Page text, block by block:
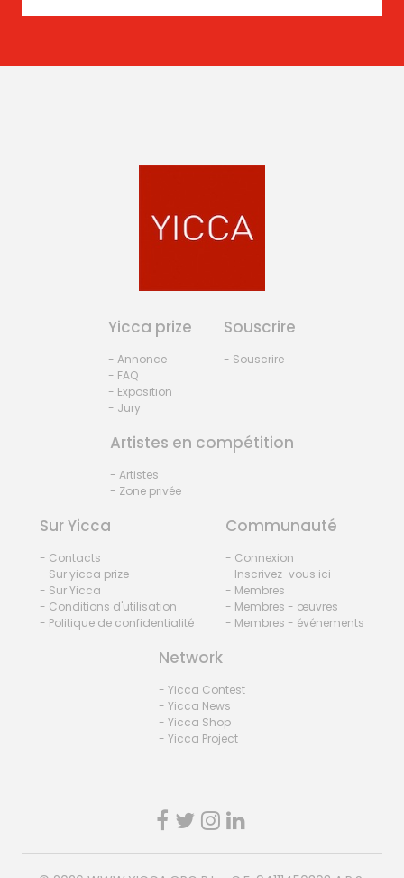
Yicca prize
- Annonce
- FAQ
- Exposition
- Jury
Souscrire
- Souscrire
Artistes en compétition
- Artistes
- Zone privée
Sur Yicca
- Contacts
- Sur yicca prize
- Sur Yicca
- Conditions d'utilisation
- Politique de confidentialité
Communauté
- Connexion
- Inscrivez-vous ici
- Membres
- Membres - œuvres
- Membres - événements
Network
- Yicca Contest
- Yicca News
- Yicca Shop
- Yicca Project